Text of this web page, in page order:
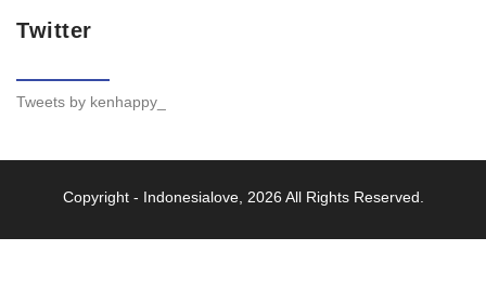
Twitter
Tweets by kenhappy_
Copyright - Indonesialove, 2026 All Rights Reserved.